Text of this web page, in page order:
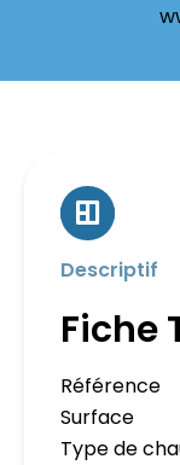
Descriptif
Fiche
Référence
Surface
Type de